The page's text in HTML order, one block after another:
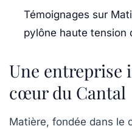
Témoignages sur
pylône haute tension
Une entreprise
cœur du Cantal
Matière, fondée dans le